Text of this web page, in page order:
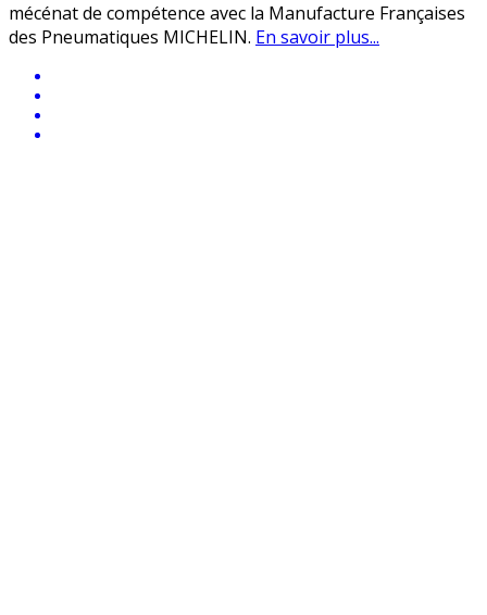
mécénat de compétence avec la Manufacture Françaises
des Pneumatiques MICHELIN. En savoir plus...